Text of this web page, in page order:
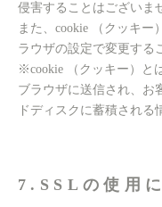
侵害することはございま
また、cookie （クッキ
ラウザの設定で変更する
※cookie （クッキー）と
ブラウザに送信され、お
ドディスクに蓄積される
7.SSLの使用